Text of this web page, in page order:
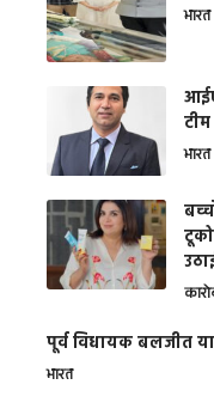
भारत
टीम
भारत
पूर्व विधायक बलजीत
भारत